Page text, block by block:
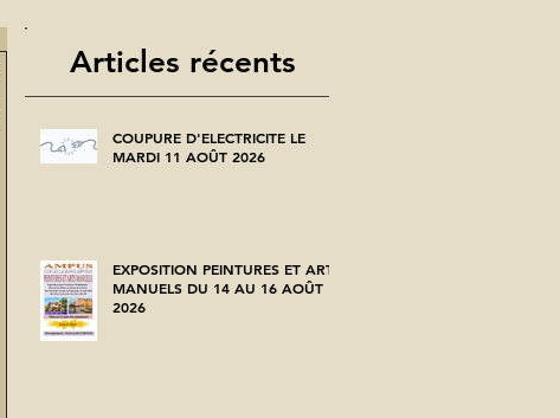
Articles récents
COUPURE D'ELECTRICITE LE
MARDI 11 AOÛT 2026
EXPOSITION PEINTURES ET ARTS
MANUELS DU 14 AU 16 AOÛT
2026